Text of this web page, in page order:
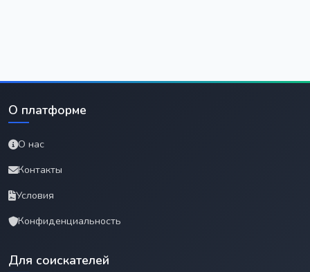
О платформе
О нас
Контакты
Условия
Конфиденциальность
Для соискателей